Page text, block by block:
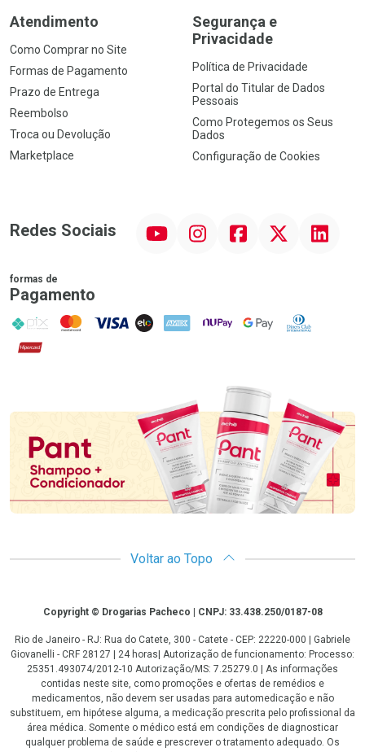
Atendimento
Como Comprar no Site
Formas de Pagamento
Prazo de Entrega
Reembolso
Troca ou Devolução
Marketplace
Segurança e
Privacidade
Política de Privacidade
Portal do Titular de Dados
Pessoais
Como Protegemos os Seus
Dados
Configuração de Cookies
Redes Sociais InstagramFacebookTwitter Linkedin
formas de
Pagamento
PIX MasterCard
VISA ELO AMEX NuPay Google PayDiners Club
Hipercard
Promoção em Destaque
Voltar ao Topo
CopyrightCopyright © Drogarias Pacheco | CNPJ: 33.438.250/0187-08
Rio de Janeiro - RJ: Rua do Catete, 300 - Catete - CEP: 22220-000 | Gabriele
Giovanelli - CRF 28127 | 24 horas| Autorização de funcionamento: Processo:
25351.493074/2012-10 Autorização/MS: 7.25279.0 | As informações
contidas neste site, como promoções e ofertas de remédios e
medicamentos, não devem ser usadas para automedicação e não
substituem, em hipótese alguma, a medicação prescrita pelo profissional da
área médica. Somente o médico está em condições de diagnosticar
qualquer problema de saúde e prescrever o tratamento adequado. Os